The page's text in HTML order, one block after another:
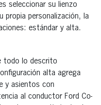
seleccionar su lienzo
propia personalización, la
estándar y alta.
todo lo descrito
alta agrega
y asientos con
al conductor Ford Co-